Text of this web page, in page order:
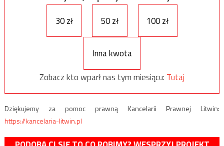
30 zł
50 zł 100 zł
Inna kwota
Zobacz kto wparł nas tym miesiącu: Tutaj
Dziękujemy za pomoc prawną Kancelarii Prawnej Litwin:
https://kancelaria-litwin.pl